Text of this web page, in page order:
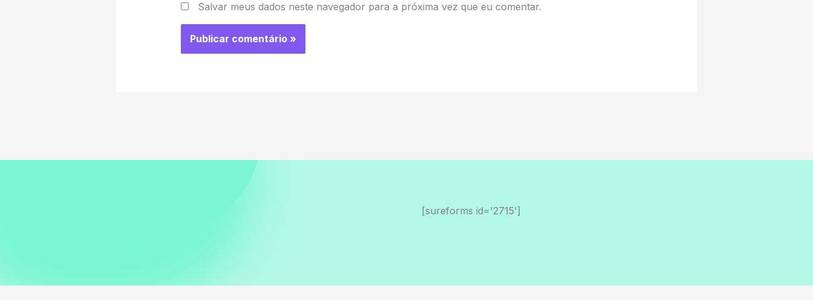
Salvar meus dados neste navegador para a próxima vez que eu comentar.
[sureforms id='2715']